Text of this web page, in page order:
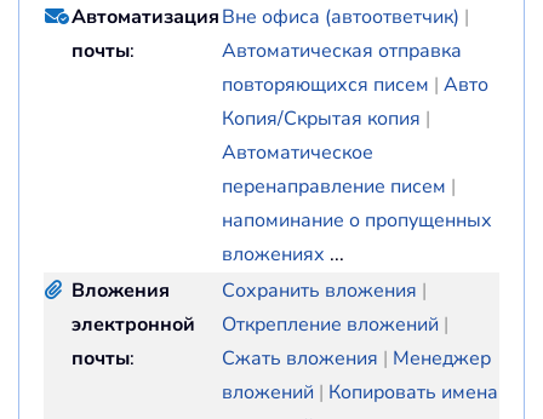
Автоматизация
почты:
Вне офиса (автоответчик) |
Автоматическая отправка
повторяющихся писем | Авто
Копия/Скрытая копия |
Автоматическое
перенаправление писем |
напоминание о пропущенных
вложениях ...
Вложения
электронной
почты:
Сохранить вложения |
Открепление вложений |
Сжать вложения | Менеджер
вложений | Копировать имена